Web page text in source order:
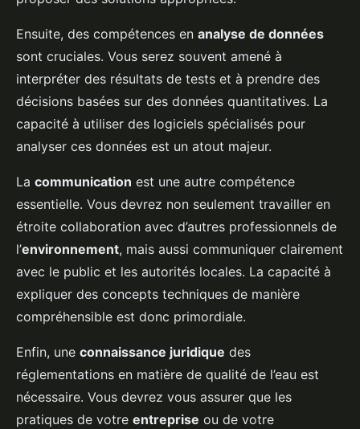
Ensuite, des compétences en analyse de données
sont cruciales. Vous serez souvent amené à
interpréter des résultats de tests et à prendre des
décisions basées sur des données quantitatives. La
capacité à utiliser des logiciels spécialisés pour
analyser ces données est un atout majeur.
La communication est une autre compétence
essentielle. Vous devrez non seulement travailler en
étroite collaboration avec d’autres professionnels de
l’environnement, mais aussi communiquer clairement
avec le public et les autorités locales. La capacité à
expliquer des concepts techniques de manière
compréhensible est donc primordiale.
Enfin, une connaissance juridique des
réglementations en matière de qualité de l’eau est
nécessaire. Vous devrez vous assurer que les
pratiques de votre entreprise ou de votre